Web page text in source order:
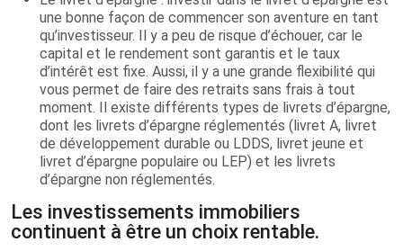
une bonne façon de commencer son aventure en tant
qu’investisseur. Il y a peu de risque d’échouer, car le
capital et le rendement sont garantis et le taux
d’intérêt est fixe. Aussi, il y a une grande flexibilité qui
vous permet de faire des retraits sans frais à tout
moment. Il existe différents types de livrets d’épargne,
dont les livrets d’épargne réglementés (livret A, livret
de développement durable ou LDDS, livret jeune et
livret d’épargne populaire ou LEP) et les livrets
d’épargne non réglementés.
Les investissements immobiliers
continuent à être un choix rentable.